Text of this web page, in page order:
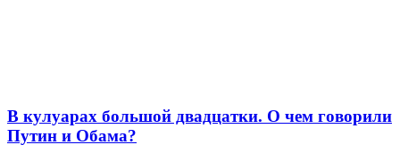
В кулуарах большой двадцатки. О чем говорили
Путин и Обама?